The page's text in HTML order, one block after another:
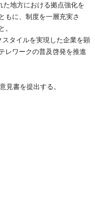
地方における拠点強化を
もに、制度を一層充実さ
。
タイルを実現した企業を顕
レワークの普及啓発を推進
見書を提出する。